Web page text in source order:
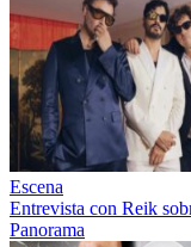
Escena
Entrevista con Reik
Panorama